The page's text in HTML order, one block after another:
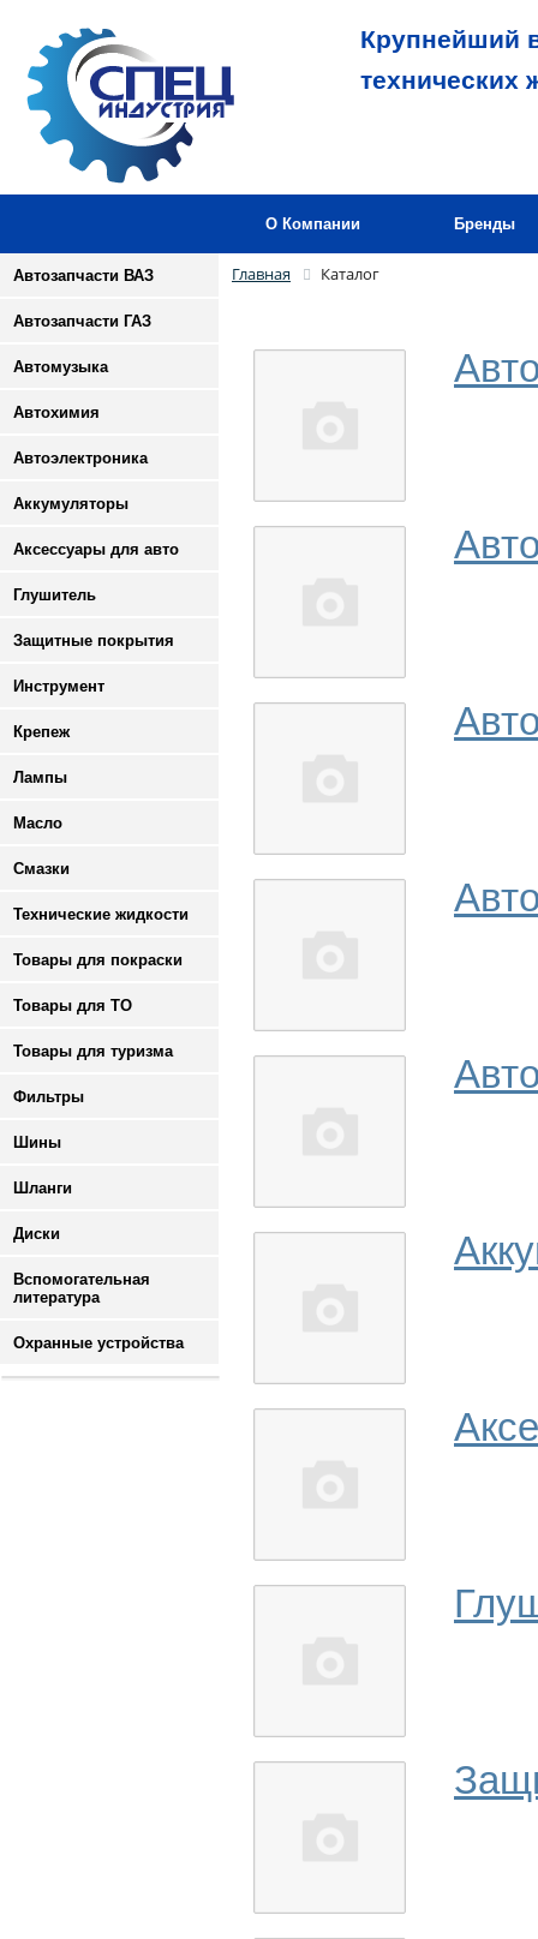
Крупнейший
технических
О Компании Бренды
Автозапчасти ВАЗ
Автозапчасти ГАЗ
Автомузыка
Автохимия
Автоэлектроника
Аккумуляторы
Аксессуары для авто
Глушитель
Защитные покрытия
Инструмент
Крепеж
Лампы
Масло
Смазки
Технические жидкости
Товары для покраски
Товары для ТО
Товары для туризма
Фильтры
Шины
Шланги
Диски
Вспомогательная
литература
Охранные устройства
Главная Каталог